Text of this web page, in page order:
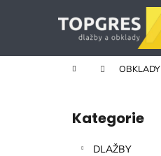
Domů OBKLADY
Přeskočit
kategorie
Kategorie
DLAŽBY
í
Zpět
do
Zpět
do